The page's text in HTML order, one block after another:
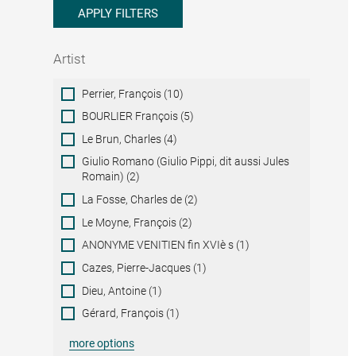
APPLY FILTERS
Artist
ArtistPerrier, François (10)
BOURLIER François (5)
Le Brun, Charles (4)
Giulio Romano (Giulio Pippi, dit aussi Jules
Romain) (2)
La Fosse, Charles de (2)
Le Moyne, François (2)
ANONYME VENITIEN fin XVIè s (1)
Cazes, Pierre-Jacques (1)
Dieu, Antoine (1)
Gérard, François (1)
more options